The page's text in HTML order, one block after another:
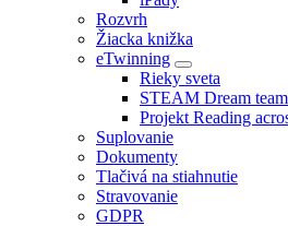
Rozvrh
Žiacka knižka
eTwinning
Rieky sveta
STEAM Dream
Projekt Reading
Suplovanie
Dokumenty
Tlačivá na stiahnutie
Stravovanie
GDPR